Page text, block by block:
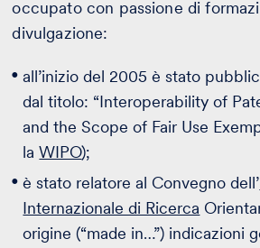
occupato con passione di
divulgazione:
all’inizio del 2005 è stato
dal titolo: “Interoperability of
and the Scope of Fair Use
laWIPO);
è stato relatore al Convegno dell’
Internazionale di Ricerca
origine (“made in…”) indicazioni